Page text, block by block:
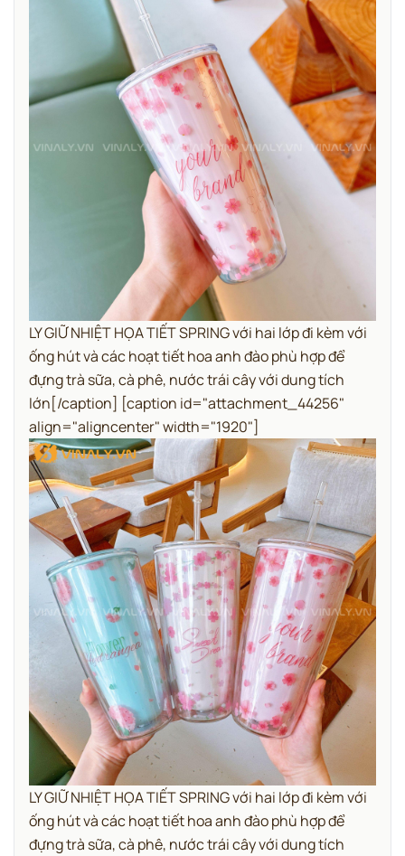
LY GIỮ NHIỆT HỌA TIẾT SPRING với hai lớp đi kèm với
ống hút và các hoạt tiết hoa anh đào phù hợp để
đựng trà sữa, cà phê, nước trái cây với dung tích
lớn[/caption] [caption id="attachment_44256"
align="aligncenter" width="1920"]
LY GIỮ NHIỆT HỌA TIẾT SPRING với hai lớp đi kèm với
ống hút và các hoạt tiết hoa anh đào phù hợp để
đựng trà sữa, cà phê, nước trái cây với dung tích